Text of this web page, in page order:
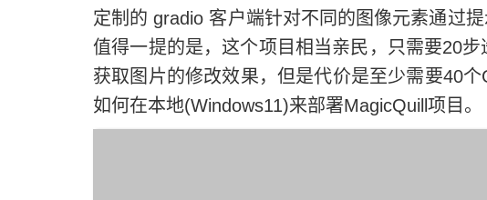
定制的 gradio 客户端针对不同的图像元素通过
值得一提的是，这个项目相当亲民，只需要20
获取图片的修改效果，但是代价是至少需要40
如何在本地(Windows11)来部署MagicQuill项目